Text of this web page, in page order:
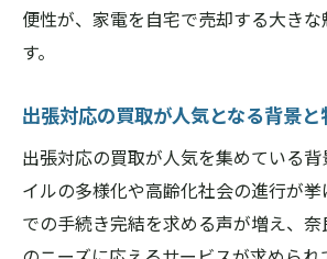
便性が、家電を自宅で売却する大き
す。
出張対応の買取が人気となる背景と
出張対応の買取が人気を集めている
イルの多様化や高齢化社会の進行が
での手続き完結を求める声が増え、